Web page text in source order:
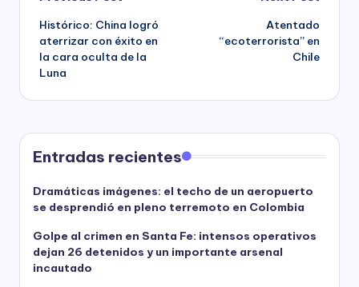
navigation
Histórico: China logró
aterrizar con éxito en
la cara oculta de la
Luna
Atentado
“ecoterrorista” en
Chile
Entradas recientes
Dramáticas imágenes: el techo de un aeropuerto
se desprendió en pleno terremoto en Colombia
Golpe al crimen en Santa Fe: intensos operativos
dejan 26 detenidos y un importante arsenal
incautado